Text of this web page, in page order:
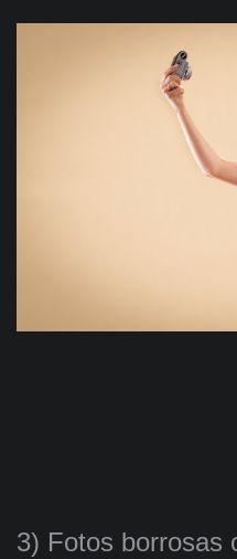
3) Fotos borrosas